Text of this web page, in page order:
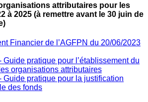
attributaires pour les
à 2025 (à remettre avant le 30 juin de
Financier de l’AGFPN du 20/06/2023
Guide pratique pour l’établissement du
organisations attributaires
Guide pratique pour la justification
des fonds